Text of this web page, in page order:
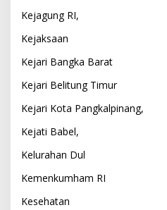
Kejagung RI,
Kejaksaan
Kejari Bangka Barat
Kejari Belitung Timur
Kejari Kota Pangkalpinang,
Kejati Babel,
Kelurahan Dul
Kemenkumham RI
Kesehatan